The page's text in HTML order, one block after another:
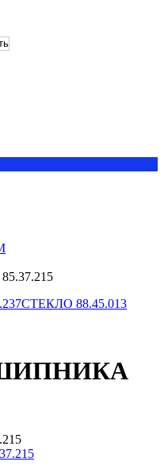
СТЕКЛО 88.45.013